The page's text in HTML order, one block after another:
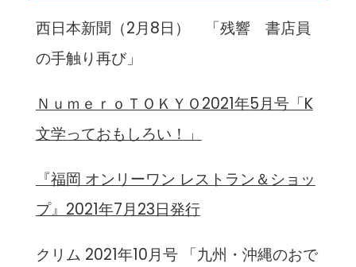
西日本新聞（2月8日） 「残響 書店員
の手触り再び」
ＮｕｍｅｒｏＴＯＫＹＯ2021年5月号「K
文学っておもしろい！」
『福岡 オンリーワン レストラン＆ショッ
プ』2021年7月23日発行
クリム 2021年10月号 「九州・沖縄のおで